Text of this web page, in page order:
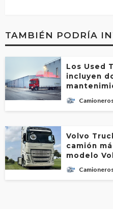
TAMBIÉN PODRÍA
Los Used
incluyen
Volvo
camión
modelo